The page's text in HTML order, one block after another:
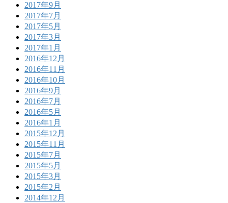
2017年9月
2017年7月
2017年5月
2017年3月
2017年1月
2016年12月
2016年11月
2016年10月
2016年9月
2016年7月
2016年5月
2016年1月
2015年12月
2015年11月
2015年7月
2015年5月
2015年3月
2015年2月
2014年12月